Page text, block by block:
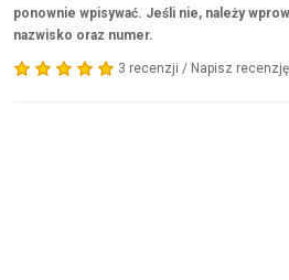
ponownie wpisywać. Jeśli nie, należy
nazwisko oraz numer.
3 recenzji / Napisz recenzję